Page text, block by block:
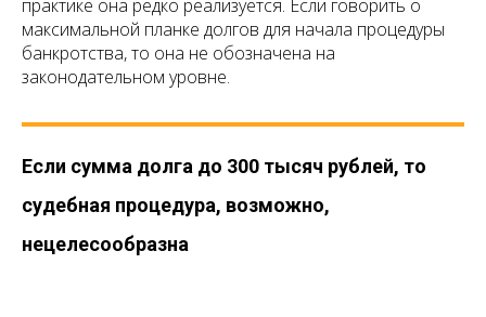
практике она редко реализуется. Если говорить о
максимальной планке долгов для начала процедуры
банкротства, то она не обозначена на
законодательном уровне.
Если сумма долга до 300 тысяч рублей, то
судебная процедура, возможно,
нецелесообразна